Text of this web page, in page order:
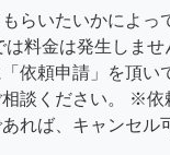
らいたいかによっ
料金は発生しませ
依頼申請」を頂い
談ください。 ※依
れば、キャンセル